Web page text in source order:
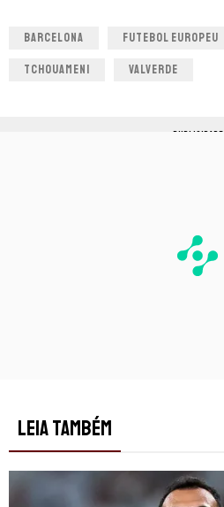
BARCELONA FUTEBOL EUROPEU
TCHOUAMENI VALVERDE
PUBLICIDADE
LEIA TAMBÉM